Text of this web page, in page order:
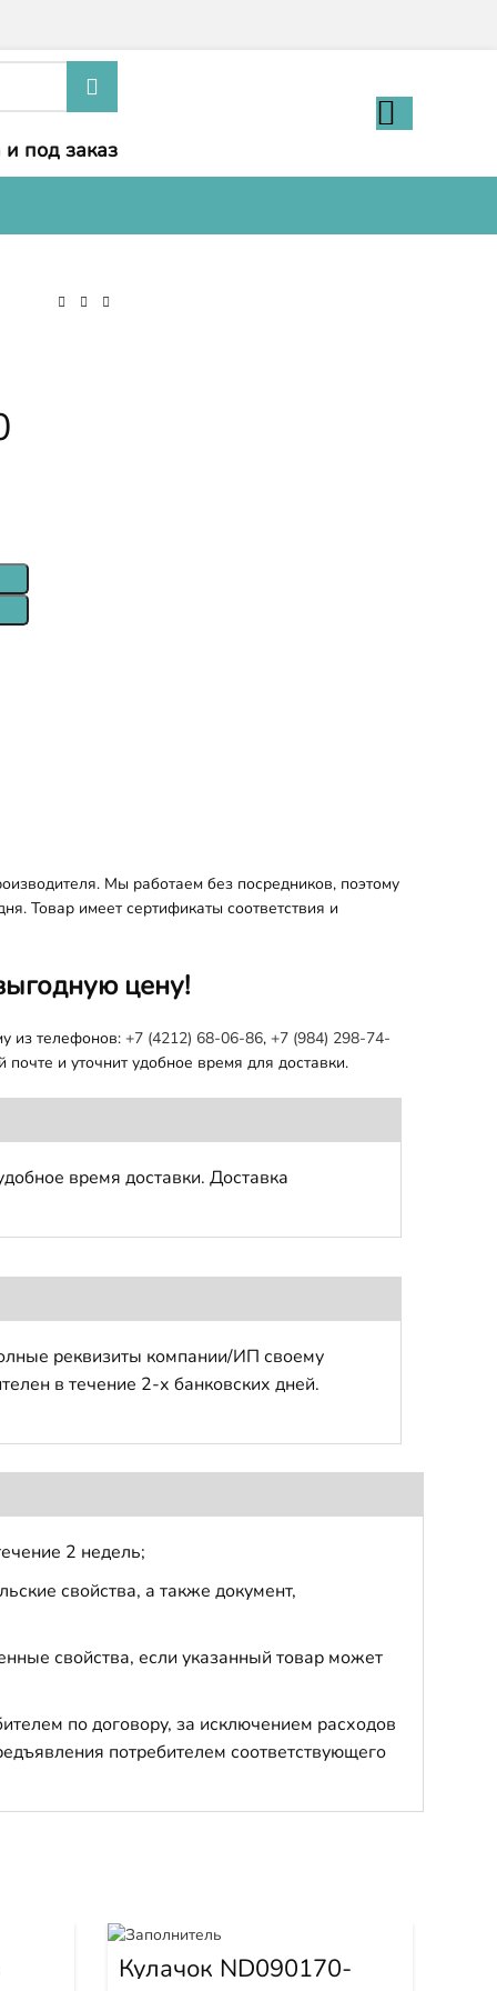
под заказ
Мы работаем без посредников, поэтому
Товар имеет сертификаты соответствия и
цену!
из телефонов: +7 (4212) 68-06-86, +7 (984) 298-74-
и уточнит удобное время для доставки.
время доставки. Доставка
реквизиты компании/ИП своему
в течение 2-х банковских дней.
2 недель;
свойства, а также документ,
свойства, если указанный товар может
по договору, за исключением расходов
потребителем соответствующего
Кулачок ND090170-